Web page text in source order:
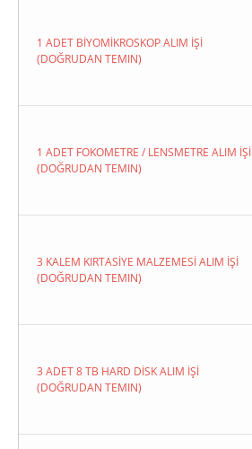
1 ADET BİYOMİKROSKOP ALIM İŞİ
(DOĞRUDAN TEMIN)
1 ADET FOKOMETRE / LENSMETRE ALIM İŞİ
(DOĞRUDAN TEMIN)
3 KALEM KIRTASİYE MALZEMESİ ALIM İŞİ
(DOĞRUDAN TEMIN)
3 ADET 8 TB HARD DİSK ALIM İŞİ
(DOĞRUDAN TEMIN)